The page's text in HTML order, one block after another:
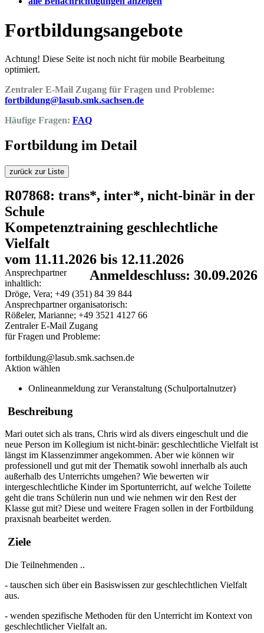
Fortbildungsangebote
Achtung! Diese Seite ist noch nicht für mobile Bearbeitung
optimiert.
Zentraler E-Mail Zugang für Fragen und Probleme:
fortbildung@lasub.smk.sachsen.de
Häufige Fragen: FAQ
Fortbildung im Detail
zurück zur Liste
R07868: trans*, inter*, nicht-binär in der
Schule
Kompetenztraining geschlechtliche
Vielfalt
vom 11.11.2026 bis 12.11.2026
Anmeldeschluss: 30.09.2026
Ansprechpartner
inhaltlich:
Dröge, Vera; +49 (351) 84 39 844
Ansprechpartner organisatorisch:
Rößeler, Marianne; +49 3521 4127 66
Zentraler E-Mail Zugang
für Fragen und Probleme:
fortbildung@lasub.smk.sachsen.de
Aktion wählen
Onlineanmeldung zur Veranstaltung (Schulportalnutzer)
Beschreibung
Mari outet sich als trans, Chris wird als divers eingeschult und die
neue Person im Kollegium ist nicht-binär: geschlechtliche Vielfalt ist
längst im Klassenzimmer angekommen. Aber wie können wir
professionell und gut mit der Thematik sowohl innerhalb als auch
außerhalb des Unterrichts umgehen? Wie bewerten wir
intergeschlechtliche Kinder im Sportunterricht, auf welche Toilette
geht die trans Schülerin nun und wie nehmen wir den Rest der
Klasse gut mit? Diese und weitere Fragen sollen in der Fortbildung
praxisnah bearbeitet werden.
Ziele
Die Teilnehmenden ..
- tauschen sich über ein Basiswissen zur geschlechtlichen Vielfalt
aus.
- wenden spezifische Methoden für den Unterricht im Kontext von
geschlechtlicher Vielfalt an.